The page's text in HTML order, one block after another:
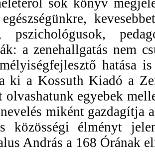
pszichológusok,
a zenehallgatás nem
hatása
ki a Kossuth Kiadó a
olvashatunk egyebek
miként gazdagítja
közösségi élményt
András a 168 Órának